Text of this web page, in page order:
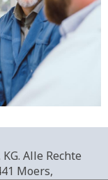
Alle Rechte
Moers,